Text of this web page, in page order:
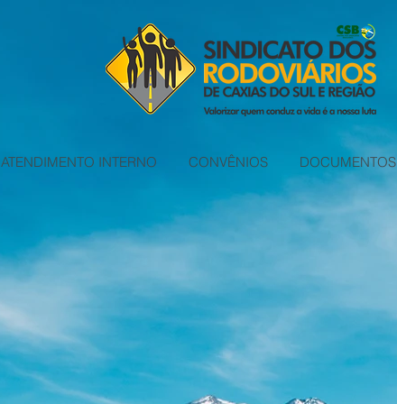
ATENDIMENTO INTERNO CONVÊNIOS DOCUMENTOS